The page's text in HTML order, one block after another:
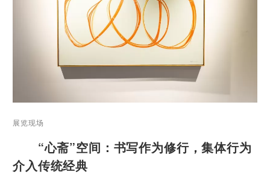
展览现场
“心斋”空间：书写作为修行，集体行为
介入传统经典